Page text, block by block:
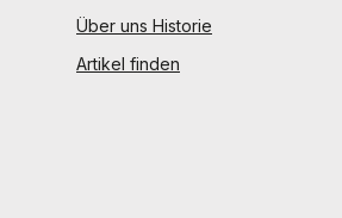
Über uns Historie
Artikel finden